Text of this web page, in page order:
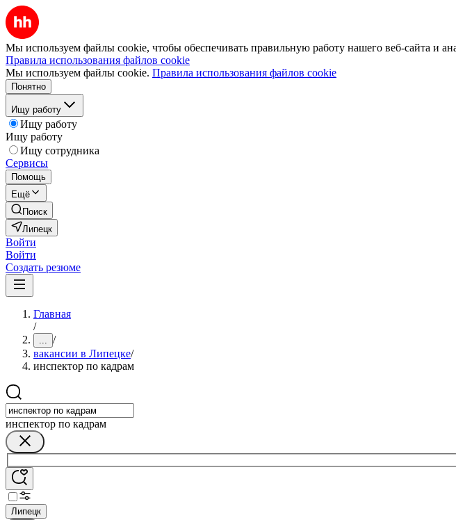
Мы используем файлы cookie, чтобы обеспечивать правильную работу нашего веб-сайта и
Правила использования файлов cookie
Мы используем файлы cookie. Правила использования файлов cookie
Понятно
Ищу работу
Ищу работу
Ищу работу
Ищу сотрудника
Сервисы
Помощь
Ещё
Поиск
Липецк
Войти
Войти
Создать резюме
Главная
/
... /
вакансии в Липецке/
инспектор по кадрам
инспектор по кадрам
Липецк